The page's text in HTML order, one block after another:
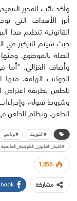
وأكد نائب المدير
أبرز الأهداف التي
القانونية تنظيم هذا
حيث سيتم التركيز في
الصلة بالموضوع،
وأضاف الغزالي:
الجوانب الهامة،
للطعن بطريقة اعتراض
وشروط قبوله،
الطعن، ونظام الطعن
#الكويت #برنامج
#كلية_القانون_الكويتية_العالمية
1,356
مشاركة